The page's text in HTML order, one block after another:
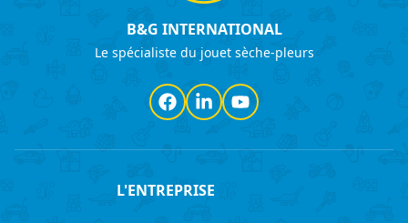
B&G INTERNATIONAL
Le spécialiste du jouet sèche-pleurs
Facebook
LinkedInYouTube
L'ENTREPRISE